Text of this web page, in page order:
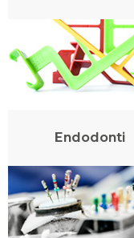
Endodonti